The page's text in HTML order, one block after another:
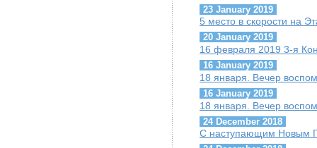
23 January 2019
5 место в скорости на
20 January 2019
16 февраля 2019 3-я
16 January 2019
18 января. Вечер
16 January 2019
18 января. Вечер
24 December 2018
С наступающим Новым